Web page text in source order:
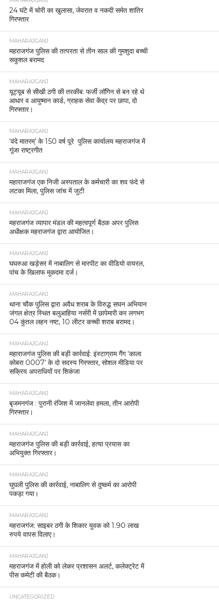
24 घंटे में चोरी का खुलासा, जेवरात व नकदी समेत शातिर
गिरफ्तार
MAHARAJGANJ
महराजगंज पुलिस की तत्परता से तीन साल की गुमशुदा बच्ची
सकुशल बरामद
MAHARAJGANJ
यूट्यूब से सीखी ठगी की तरकीब: फर्जी लॉगिन से बन रहे थे
आधार व आयुष्मान कार्ड, ग्राहक सेवा केंद्र पर छापा, दो
गिरफ्तार।
MAHARAJGANJ
‘वंदे मातरम्’ के 150 वर्ष पूरे पुलिस कार्यालय महराजगंज में
गूंजा राष्ट्रगीत
MAHARAJGANJ
महाराजगंज एक निजी अस्पताल के कर्मचारी का शव फंदे से
लटका मिला, पुलिस जांच में जुटी
MAHARAJGANJ
महराजगंज व्यापार मंडल की महत्वपूर्ण बैठक अपर पुलिस
अधीक्षक महराजगंज द्वारा आयोजित।
MAHARAJGANJ
घघरुआ खड़ेसर में नाबालिग से मारपीट का वीडियो वायरल,
पांच के खिलाफ मुकदमा दर्ज।
MAHARAJGANJ
थाना चौक पुलिस द्वारा अवैध शराब के विरुद्ध सघन अभियान
जंगल क्षेत्र स्थित बलुआहिया नर्सरी में छापेमारी कर लगभग
04 कुंतल लहन नष्ट, 10 लीटर कच्ची शराब बरामद।
MAHARAJGANJ
महाराजगंज पुलिस की बड़ी कार्रवाई: इंस्टाग्राम गैंग ‘काला
कोबरा 0007’ के दो सदस्य गिरफ्तार, सोशल मीडिया पर
सक्रिय अपराधियों पर शिकंजा
MAHARAJGANJ
बृजमनगंज : पुरानी रंजिश में जानलेवा हमला, तीन आरोपी
गिरफ्तार।
MAHARAJGANJ
महराजगंज पुलिस की बड़ी कार्रवाई, हत्या प्रयास का
अभियुक्त गिरफ्तार।
MAHARAJGANJ
घुघली पुलिस की कार्रवाई, नाबालिग से दुष्कर्म का आरोपी
पकड़ा गया।
MAHARAJGANJ
महराजगंज: साइबर ठगी के शिकार युवक को 1.90 लाख
रुपये वापस दिलाए।
MAHARAJGANJ
महराजगंज में होली को लेकर प्रशासन अलर्ट, कलेक्ट्रेट में
पीस कमेटी की बैठक।
UNCATEGORIZED